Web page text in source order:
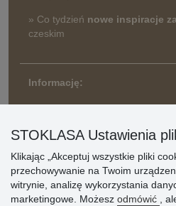
» Co tydzień nowe inspiracje
czeskim
Informację:
» Ustawienia plików cookie
» Warunki umowy
» Sposób dostawy i płatności
» Reklamacje
STOKLASA Ustawienia
Klikając „Akceptuj wszystkie pliki
przechowywanie na Twoim
witrynie, analizę wykorzystania
marketingowe. Możesz odmówić
,